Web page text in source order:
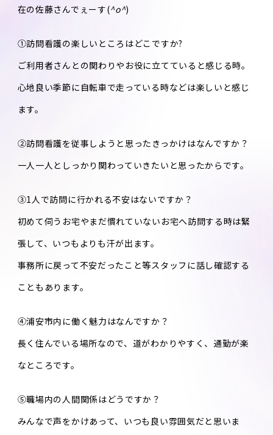
在の佐藤さんでぇーす(^o^)
①訪問看護の楽しいところはどこですか?
ご利用者さんとの関わりやお役に立てていると感じる時。
心地良い季節に自転車で走っている時などは楽しいと感じ
ます。
②訪問看護を従事しようと思ったきっかけはなんですか？
一人一人としっかり関わっていきたいと思ったからです。
③1人で訪問に行かれる不安はないですか？
初めて伺うお宅やまだ慣れていないお宅へ訪問する時は緊
張して、いつもよりも汗が出ます。
事務所に戻って不安だったこと等スタッフに話し確認する
こともあります。
④浦安市内に働く魅力はなんですか？
長く住んでいる場所なので、道がわかりやすく、通勤が楽
なところです。
⑤職場内の人間関係はどうですか？
みんなで声をかけあって、いつも良い雰囲気だと思いま